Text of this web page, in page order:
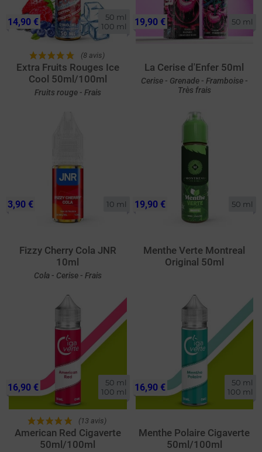
50 ml
100 ml
(8 avis)
Extra Fruits Rouges Ice
Cool 50ml/100ml
Fruits rouge - Frais
14,90 € 50 ml
La Cerise d'Enfer 50ml
Cerise - Grenade - Framboise -
Très frais
19,90 €
10 ml
Fizzy Cherry Cola JNR
10ml
Cola - Cerise - Frais
3,90 € 50 ml
Menthe Verte Montreal
Original 50ml
19,90 €
50 ml
100 ml
(13 avis)
American Red Cigaverte
50ml/100ml
16,90 €
50 ml
100 ml
Menthe Polaire Cigaverte
50ml/100ml
16,90 €